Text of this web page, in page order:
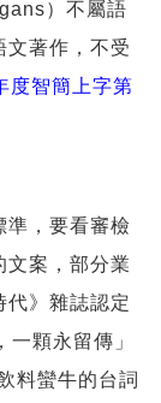
）不屬語
文著作，不受
度智簡上字第
，要看審檢
文案，部分業
代》雜誌認定
顆永留傳」
料蠻牛的台詞